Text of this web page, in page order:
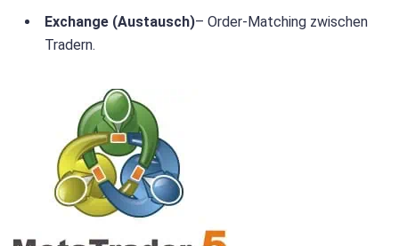
Exchange (Austausch)– Order-Matching zwischen
Tradern.